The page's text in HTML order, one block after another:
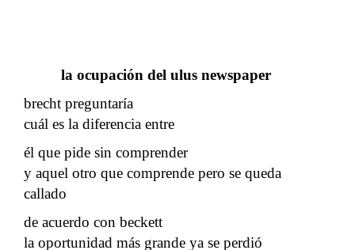
la ocupación del ulus newspaper
brecht preguntaría
cuál es la diferencia entre
él que pide sin comprender
y aquel otro que comprende pero se queda
callado
de acuerdo con beckett
la oportunidad más grande ya se perdió